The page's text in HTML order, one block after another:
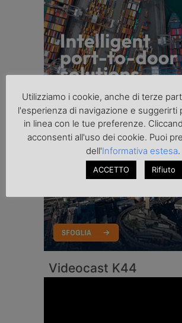
Videocast K44
Utilizziamo i cookie, anche di terze
l'esperienza di navigazione e suggerirti
in linea con le tue preferenze.
acconsenti all'uso dei cookie. Puoi
dell'Informativa estesa.
ACCETTO Rifiuto